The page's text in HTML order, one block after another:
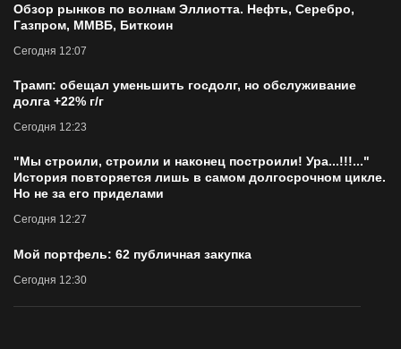
Обзор рынков по волнам Эллиотта. Нефть, Серебро,
Газпром, ММВБ, Биткоин
Сегодня 12:07
Трамп: обещал уменьшить госдолг, но обслуживание
долга +22% г/г
Сегодня 12:23
"Мы строили, строили и наконец построили! Ура...!!!..."
История повторяется лишь в самом долгосрочном цикле.
Но не за его приделами
Сегодня 12:27
Мой портфель: 62 публичная закупка
Сегодня 12:30